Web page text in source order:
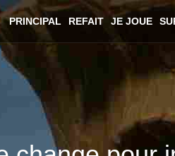
PRINCIPAL REFAIT JE JOUE